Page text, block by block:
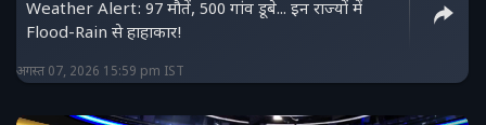
Weather Alert: 97 मौतें, 500 गांव डूबे... इन राज्यों में
Flood-Rain से हाहाकार!
अगस्त 07, 2026 15:59 pm IST